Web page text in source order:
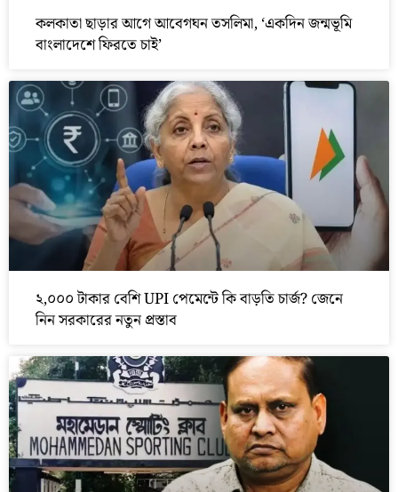
কলকাতা ছাড়ার আগে আবেগঘন তসলিমা, ‘একদিন জন্মভূমি
বাংলাদেশে ফিরতে চাই’
২,০০০ টাকার বেশি UPI পেমেন্টে কি বাড়তি চার্জ? জেনে
নিন সরকারের নতুন প্রস্তাব